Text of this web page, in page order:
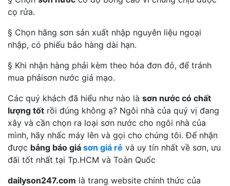
cọ rửa.
§ Chọn hãng sơn sản xuất nhập nguyên liệu ngoại
nhập, có phiếu bảo hàng dài hạn.
§ Khi nhận hàng phải kèm theo hóa đơn đỏ, để tránh
mua phảisơn nước giả mạo.
Các quý khách đã hiểu như nào là sơn nước có chất
lượng tốt rồi đúng không ạ? Ngôi nhà của quý vị đang
xây và cần chọn ra loại sơn nước cho ngôi nhà của
mình, hãy nhấc máy lên và gọi cho chúng tôi. Để nhận
được bảng báo giá sơn giá rẻ và uy tín nhất về sơn, ưu
đãi tốt nhất tại Tp.HCM và Toàn Quốc
dailyson247.com là trang website chính thức của